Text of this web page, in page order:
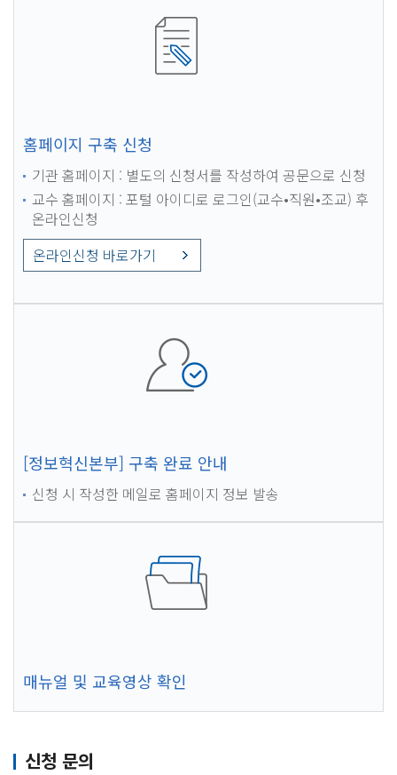
홈페이지 구축 신청
기관 홈페이지 : 별도의 신청서를 작성하여 공문으로 신청
교수 홈페이지 : 포털 아이디로 로그인(교수•직원•조교) 후
온라인신청
온라인신청 바로가기
[정보혁신본부] 구축 완료 안내
신청 시 작성한 메일로 홈페이지 정보 발송
매뉴얼 및 교육영상 확인
신청 문의